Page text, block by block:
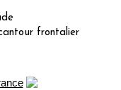
frontalier